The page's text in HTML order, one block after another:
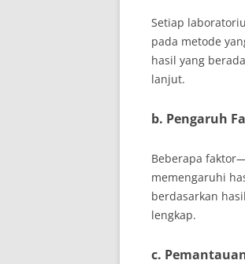
Setiap
pada metode
hasil yang
lanjut.
b. Pengaruh
Beberapa
memengaruhi
berdasarkan
lengkap.
c.